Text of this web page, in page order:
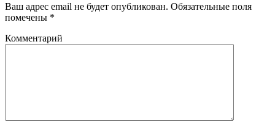
Ваш адрес email не будет опубликован. Обязательные поля
помечены *
Комментарий